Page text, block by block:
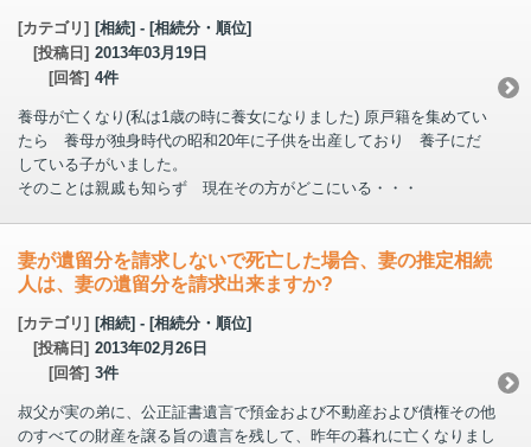
[カテゴリ] [相続] - [相続分・順位]
[投稿日] 2013年03月19日
[回答] 4件
養母が亡くなり(私は1歳の時に養女になりました) 原戸籍を集めてい
たら 養母が独身時代の昭和20年に子供を出産しており 養子にだ
している子がいました。
そのことは親戚も知らず 現在その方がどこにいる・・・
妻が遺留分を請求しないで死亡した場合、妻の推定相続
人は、妻の遺留分を請求出来ますか?
[カテゴリ] [相続] - [相続分・順位]
[投稿日] 2013年02月26日
[回答] 3件
叔父が実の弟に、公正証書遺言で預金および不動産および債権その他
のすべての財産を譲る旨の遺言を残して、昨年の暮れに亡くなりまし